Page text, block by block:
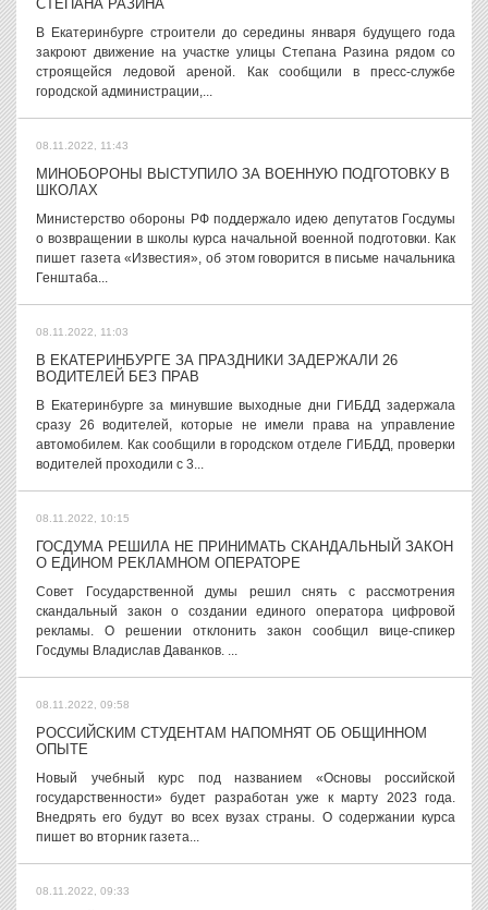
СТЕПАНА РАЗИНА
В Екатеринбурге строители до середины января будущего года
закроют движение на участке улицы Степана Разина рядом со
строящейся ледовой ареной. Как сообщили в пресс-службе
городской администрации,...
08.11.2022, 11:43
МИНОБОРОНЫ ВЫСТУПИЛО ЗА ВОЕННУЮ ПОДГОТОВКУ В
ШКОЛАХ
Министерство обороны РФ поддержало идею депутатов Госдумы
о возвращении в школы курса начальной военной подготовки. Как
пишет газета «Известия», об этом говорится в письме начальника
Генштаба...
08.11.2022, 11:03
В ЕКАТЕРИНБУРГЕ ЗА ПРАЗДНИКИ ЗАДЕРЖАЛИ 26
ВОДИТЕЛЕЙ БЕЗ ПРАВ
В Екатеринбурге за минувшие выходные дни ГИБДД задержала
сразу 26 водителей, которые не имели права на управление
автомобилем. Как сообщили в городском отделе ГИБДД, проверки
водителей проходили с 3...
08.11.2022, 10:15
ГОСДУМА РЕШИЛА НЕ ПРИНИМАТЬ СКАНДАЛЬНЫЙ ЗАКОН
О ЕДИНОМ РЕКЛАМНОМ ОПЕРАТОРЕ
Совет Государственной думы решил снять с рассмотрения
скандальный закон о создании единого оператора цифровой
рекламы. О решении отклонить закон сообщил вице-спикер
Госдумы Владислав Даванков. ...
08.11.2022, 09:58
РОССИЙСКИМ СТУДЕНТАМ НАПОМНЯТ ОБ ОБЩИННОМ
ОПЫТЕ
Новый учебный курс под названием «Основы российской
государственности» будет разработан уже к марту 2023 года.
Внедрять его будут во всех вузах страны. О содержании курса
пишет во вторник газета...
08.11.2022, 09:33